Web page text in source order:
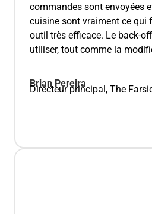
commandes sont envoyées
cuisine sont vraiment ce qui
outil très efficace. Le back-
utiliser, tout comme la
Brian Pereira
Directeur principal, The